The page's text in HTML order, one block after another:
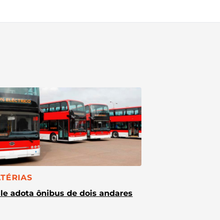
adota ônibus de dois andares